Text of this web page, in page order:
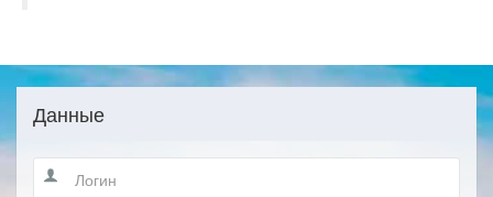
Данные